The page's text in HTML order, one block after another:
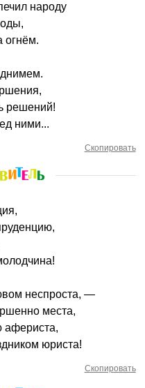
народу
огнём.
решений!
ними...
Скопировать
неспроста, —
места,
афериста,
юриста!
Скопировать